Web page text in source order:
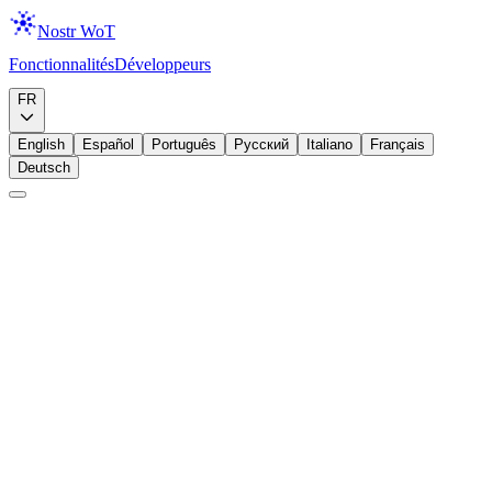
Nostr WoT
FonctionnalitésDéveloppeurs
FR
English Español Português Русский Italiano
Français
Deutsch